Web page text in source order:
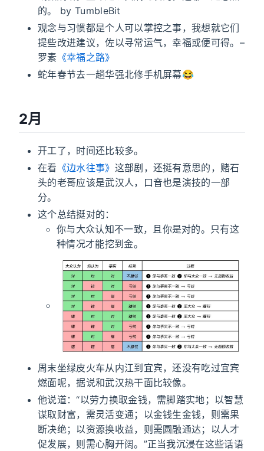
的。 by TumbleBit
观念与习惯都是个人可以掌控之事，我想就它们
提些改进建议，佐以寻常运气，幸福或便可得。–
罗素 《幸福之路》
蛇年春节去一趟华强北修手机屏幕😂
2月
开工了，时间还比较多。
在看 《边水往事》 这部剧，还挺有意思的，赌石
头的老哥应该是武汉人，口音也是演技的一部
分。
这个总结挺对的：
你与大众认知不一致，且你是对的。只有这
种情况才能挖到金。
周末坐绿皮火车从内江到宜宾，还没有吃过宜宾
燃面呢，据说和武汉热干面比较像。
他说道：“以劳力换取金钱，需脚踏实地；以智慧
谋取财富，需灵活变通；以金钱生金钱，则需果
断决绝；以资源换收益，则需圆融通达；以人才
促发展，则需心胸开阔。”正当我沉浸在这些话语